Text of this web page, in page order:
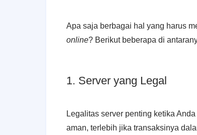
Apa saja berbagai hal yang harus
online? Berikut beberapa di
1. Server yang Legal
Legalitas server penting ketika
aman, terlebih jika transaksinya